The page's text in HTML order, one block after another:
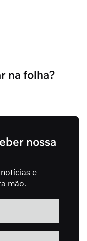
na folha?
nossa
e
mão.